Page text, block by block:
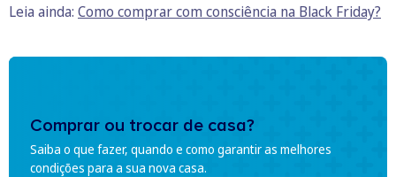
Leia ainda: Como comprar com consciência na Black Friday?
Comprar ou trocar de casa?
Saiba o que fazer, quando e como garantir as melhores
condições para a sua nova casa.